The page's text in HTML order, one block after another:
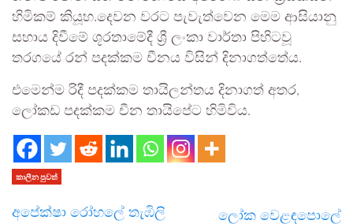
හිමිකම් කියූහ.දෙවන වරට පැවැත්වෙන මෙම ආසියානු
සහාය දිවීමේ ශූරතාමේදී ශ්‍රී ලංකා වාර්තා පිහිටවූ
තරගයේ රන් පදක්කම චීනය විසින් දිනාගත්තේය.
එමෙන්ම රිදී පදක්කම තායිලන්තය දිනාගත් අතර,
ලෝකඩ පදක්කම චීන තායිපේට හිමිවිය.
කාලීන පුවත්
අපේක්ෂා රෝහලේ තැඹිලි
ලෝක වෙළඳපොලේ